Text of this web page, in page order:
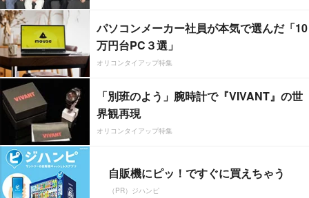
パソコンメーカー社員が本気で選んだ「10
万円台PC３選」
オリコンタイアップ特集
「別班のよう」腕時計で『VIVANT』の世
界観再現
オリコンタイアップ特集
自販機にピッ！ですぐに買えちゃう
（PR）ジハンピ